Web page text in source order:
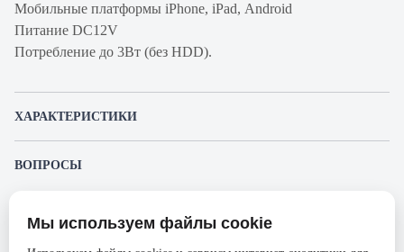
Мобильные платформы iPhone, iPad, Android
Питание DC12V
Потребление до 3Вт (без HDD).
ХАРАКТЕРИСТИКИ
ВОПРОСЫ
Представленные изображения и характеристики могут отличаться от реального
Мы используем файлы cookie